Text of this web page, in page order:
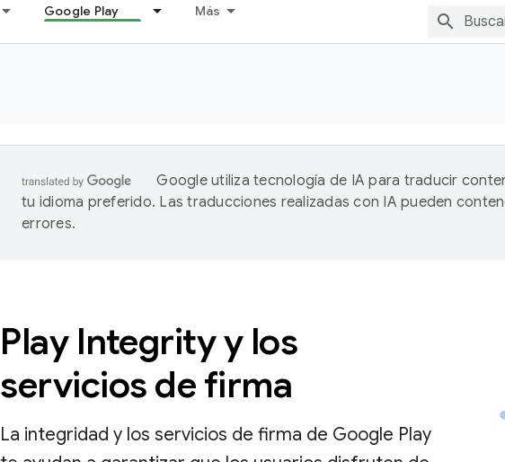
Google Play Más
Google utiliza tecnología de IA para traducir
tu idioma preferido. Las traducciones realizadas con IA pueden
errores.
Play Integrity y los
servicios de firma
La integridad y los servicios de firma de Google Play